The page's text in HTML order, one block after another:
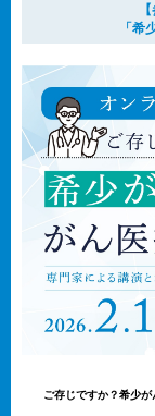
「希
ご存じですか？希少が